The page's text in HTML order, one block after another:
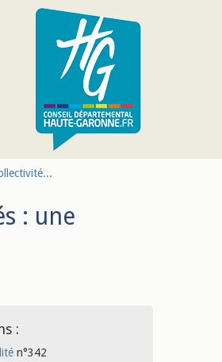
: une
:
n°342